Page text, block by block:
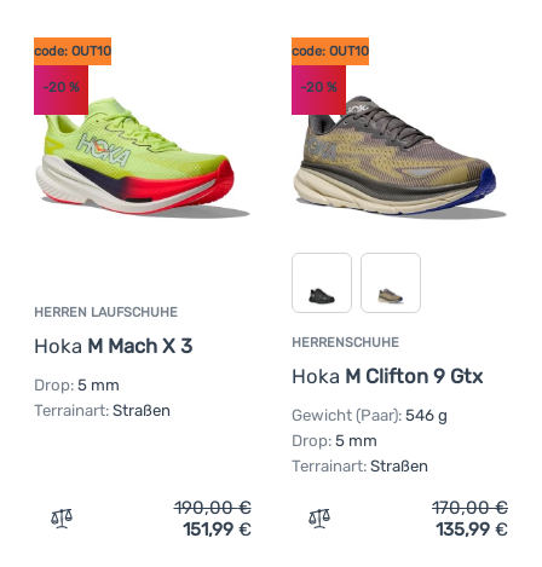
HERREN LAUFSCHUHE
Hoka M Mach X 3
code: OUT10
-20 %
Drop: 5 mm
Terrainart: Straßen
Zum Vergleich 'Herren Laufschuhe Hoka M Mach X 3'
190,00€
151,99 €
HERRENSCHUHE
Hoka M Clifton 9 Gtx
code: OUT10
-20%
Gewicht (Paar): 546 g
Drop: 5 mm
Terrainart: Straßen
Zum Vergleich
170,00€
135,99 €